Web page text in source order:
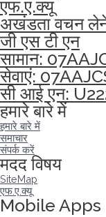
एफ.ए.क्यू
अखंडता वचन
जी एस टी एन
सामान:
सेवाएं:
सी आई एन:
हमारे बारे में
हमारे बारे में
समाचार
संपर्क करें
मदद विषय
SiteMap
एफ.ए.क्यू
Mobile Apps